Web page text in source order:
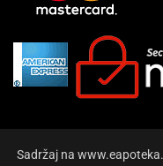
Sadržaj na